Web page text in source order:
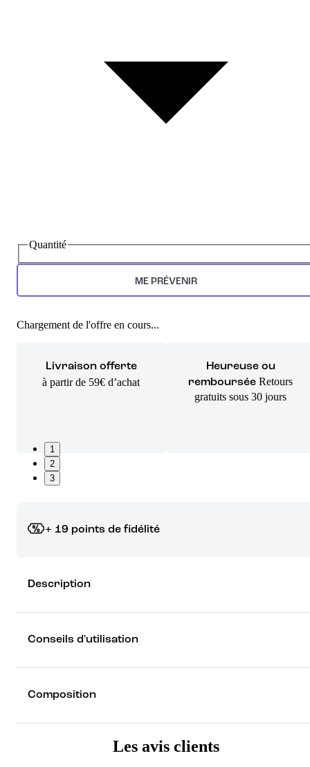
Quantité
ME PRÉVENIR
Chargement de l'offre en cours...
Livraison offerte
à partir de 59€ d’achat
Heureuse ou
remboursée Retours
gratuits sous 30 jours
1
2
3
+ 19 points de fidélité
rêver !
Découvrez les récompenses
Description
Conseils d'utilisation
Composition
Les avis clients